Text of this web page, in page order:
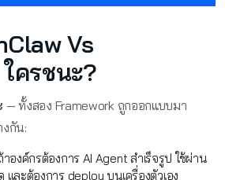
Vs
ครชนะ?
— ทั้งสอง Framework ถูกออกแบบมา
กัน:
าองค์กรต้องการ AI Agent สำเร็จรูป ใช้ผ่าน
และต้องการ deploy บนเครื่องตัวเอง